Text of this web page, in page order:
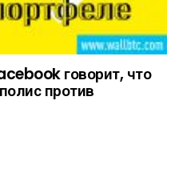
говорит, что
против